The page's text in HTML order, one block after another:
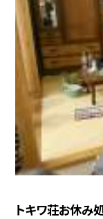
トキワ荘お休み処